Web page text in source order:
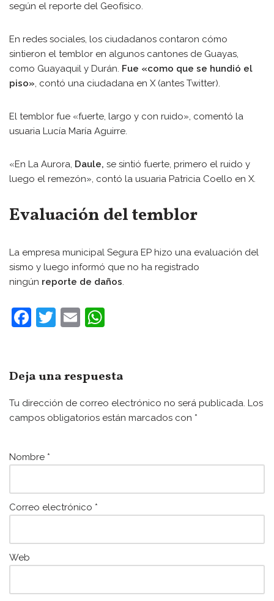
según el reporte del Geofísico.
En redes sociales, los ciudadanos contaron cómo
sintieron el temblor en algunos cantones de Guayas,
como Guayaquil y Durán. Fue «como que se hundió el
piso», contó una ciudadana en X (antes Twitter).
El temblor fue «fuerte, largo y con ruido», comentó la
usuaria Lucía María Aguirre.
«En La Aurora, Daule, se sintió fuerte, primero el ruido y
luego el remezón», contó la usuaria Patricia Coello en X.
Evaluación del temblor
La empresa municipal Segura EP hizo una evaluación del
sismo y luego informó que no ha registrado
ningún reporte de daños.
F
e
b
o
k
T
er
E
l
s
A
p
Deja una respuesta
Tu dirección de correo electrónico no será publicada. Los
campos obligatorios están marcados con *
Nombre *
Correo electrónico *
Web